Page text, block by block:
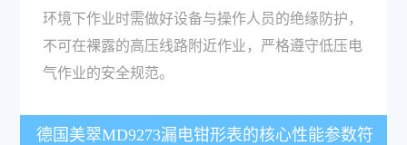
环境下作业时需做好设备与操作人员的绝缘防护，
不可在裸露的高压线路附近作业，严格遵守低压电
气作业的安全规范。
德国美翠MD9273漏电钳形表的核心性能参数符